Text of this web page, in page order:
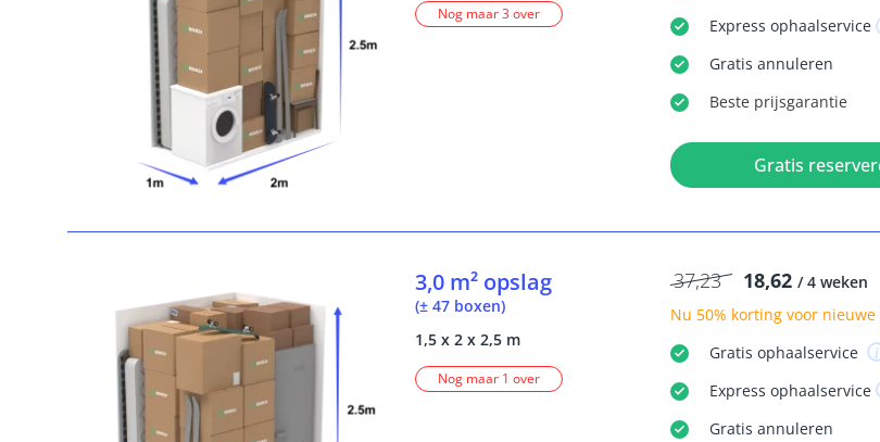
Nog maar 3 over
Express ophaalservice
Gratis annuleren
Beste prijsgarantie
Gratis
3,0 m² opslag
(± 47 boxen)
1,5 x 2 x 2,5 m
Nog maar 1 over
37,23 18,62 / 4 weken
Nu 50% kortingvoor nieuwe
Gratis ophaalservice
Express ophaalservice
Gratis annuleren